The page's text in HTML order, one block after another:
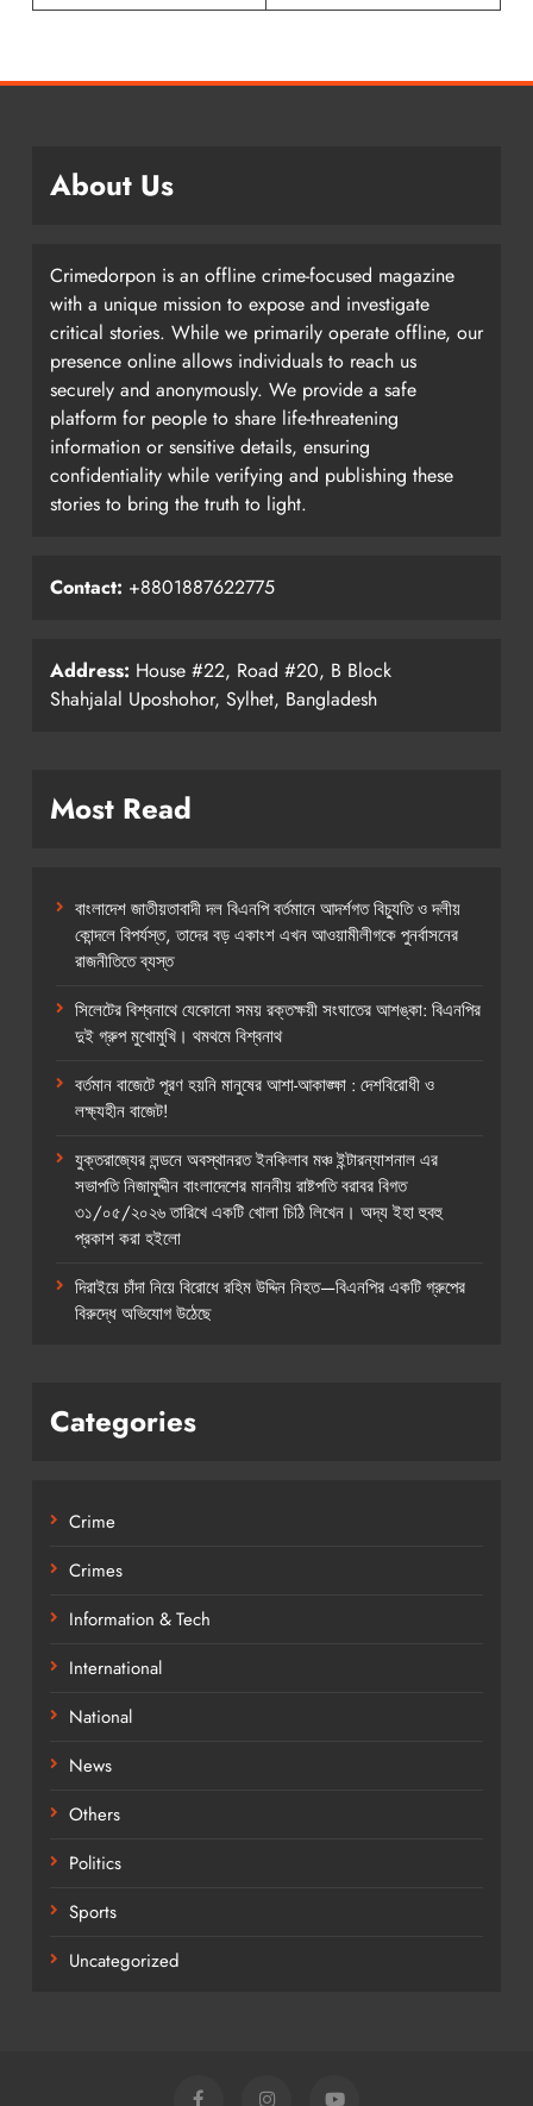
About Us
Crimedorpon is an offline crime-focused magazine
with a unique mission to expose and investigate
critical stories. While we primarily operate offline, our
presence online allows individuals to reach us
securely and anonymously. We provide a safe
platform for people to share life-threatening
information or sensitive details, ensuring
confidentiality while verifying and publishing these
stories to bring the truth to light.
Contact: +8801887622775
Address: House #22, Road #20, B Block
Shahjalal Uposhohor, Sylhet, Bangladesh
Most Read
বাংলাদেশ জাতীয়তাবাদী দল বিএনপি বর্তমানে আদর্শগত বিচ্যুতি ও দলীয়
কোন্দলে বিপর্যস্ত, তাদের বড় একাংশ এখন আওয়ামীলীগকে পুনর্বাসনের
রাজনীতিতে ব্যস্ত
সিলেটের বিশ্বনাথে যেকোনো সময় রক্তক্ষয়ী সংঘাতের আশঙ্কা: বিএনপির
দুই গ্রুপ মুখোমুখি। থমথমে বিশ্বনাথ
বর্তমান বাজেটে পূরণ হয়নি মানুষের আশা-আকাঙ্ক্ষা : দেশবিরোধী ও
লক্ষ্যহীন বাজেট!
যুক্তরাজ্যের লন্ডনে অবস্থানরত ইনকিলাব মঞ্চ ইন্টারন্যাশনাল এর
সভাপতি নিজামুদ্দীন বাংলাদেশের মাননীয় রাষ্টপতি বরাবর বিগত
৩১/০৫/২০২৬ তারিখে একটি খোলা চিঠি লিখেন। অদ্য ইহা হুবহু
প্রকাশ করা হইলো
দিরাইয়ে চাঁদা নিয়ে বিরোধে রহিম উদ্দিন নিহত—বিএনপির একটি গ্রুপের
বিরুদ্ধে অভিযোগ উঠেছে
Categories
Crime
Crimes
Information & Tech
International
National
News
Others
Politics
Sports
Uncategorized